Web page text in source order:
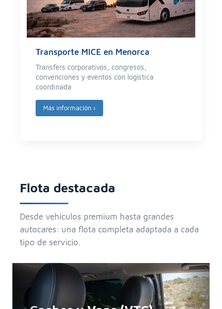
Transporte MICE en Menorca
Transfers corporativos, congresos,
convenciones y eventos con logística
coordinada
Más información ›
Flota destacada
Desde vehículos premium hasta grandes
autocares: una flota completa adaptada a cada
tipo de servicio.
Anterior